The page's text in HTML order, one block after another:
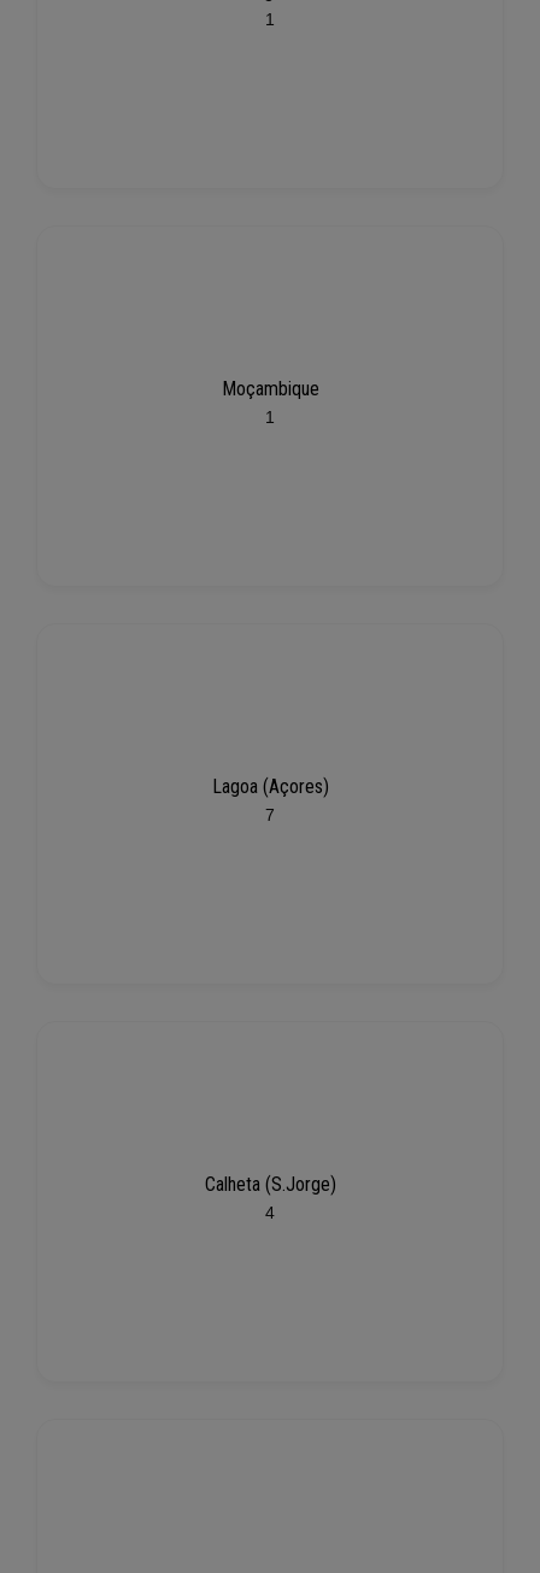
1
Moçambique
1
Lagoa (Açores)
7
Calheta (S.Jorge)
4